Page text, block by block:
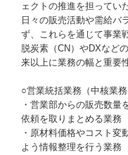
ェクトの推進を担ってい
日々の販売活動や需給バ
ず、これらを通じて事業
脱炭素（CN）やDXなど
来以上に業務の幅と重要
○営業統括業務（中核業務
・営業部からの販売数量
依頼を取りまとめる業務
・原材料価格やコスト変
よう情報整理を行う業務